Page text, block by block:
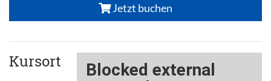
Jetzt buchen
Kursort